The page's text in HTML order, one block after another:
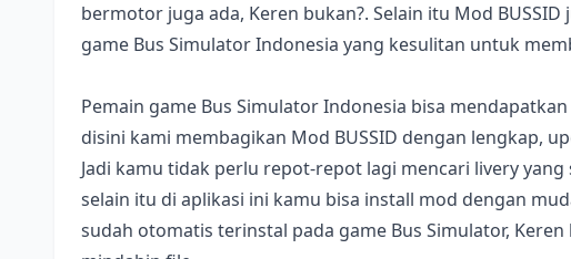
bermotor juga ada, Keren bukan?. Selain itu Mod
game Bus Simulator Indonesia yang kesulitan untuk
Pemain game Bus Simulator Indonesia bisa
disini kami membagikan Mod BUSSID dengan lengkap,
Jadi kamu tidak perlu repot-repot lagi mencari livery
selain itu di aplikasi ini kamu bisa install mod dengan
sudah otomatis terinstal pada game Bus Simulator,